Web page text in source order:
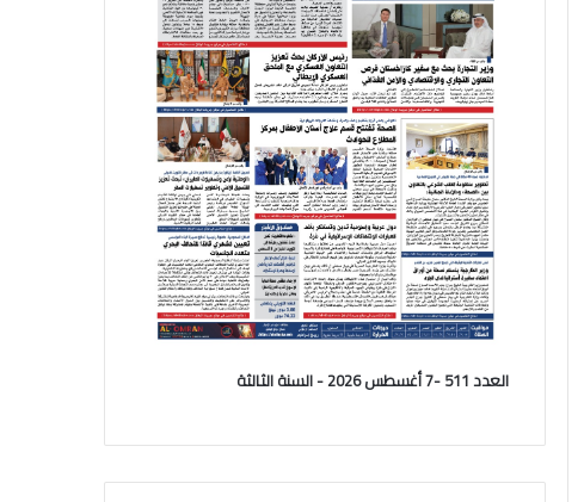
العدد 511 -7 أغسطس 2026 - السنة الثالثة